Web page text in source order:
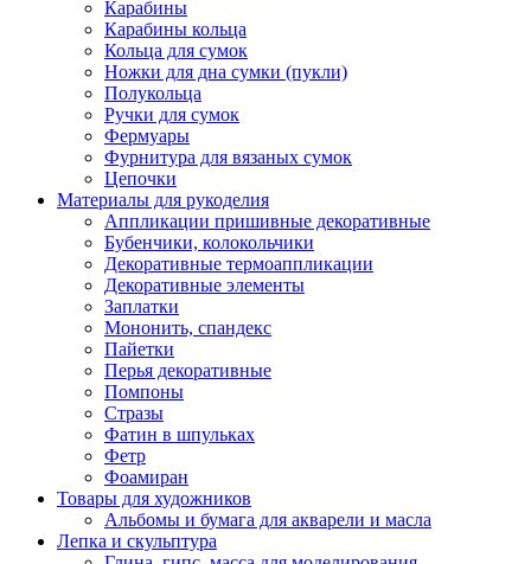
Карабины
Карабины кольца
Кольца для сумок
Ножки для дна сумки (пукли)
Полукольца
Ручки для сумок
Фермуары
Фурнитура для вязаных сумок
Цепочки
Материалы для рукоделия
Аппликации пришивные декоративные
Бубенчики, колокольчики
Декоративные термоаппликации
Декоративные элементы
Заплатки
Мононить, спандекс
Пайетки
Перья декоративные
Помпоны
Стразы
Фатин в шпульках
Фетр
Фоамиран
Товары для художников
Альбомы и бумага для акварели и масла
Лепка и скульптура